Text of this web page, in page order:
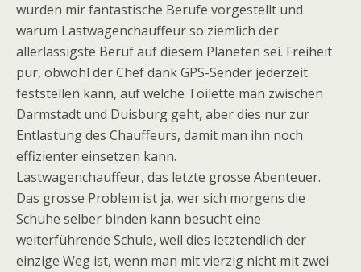
wurden mir fantastische Berufe vorgestellt und
warum Lastwagenchauffeur so ziemlich der
allerlässigste Beruf auf diesem Planeten sei. Freiheit
pur, obwohl der Chef dank GPS-Sender jederzeit
feststellen kann, auf welche Toilette man zwischen
Darmstadt und Duisburg geht, aber dies nur zur
Entlastung des Chauffeurs, damit man ihn noch
effizienter einsetzen kann.
Lastwagenchauffeur, das letzte grosse Abenteuer.
Das grosse Problem ist ja, wer sich morgens die
Schuhe selber binden kann besucht eine
weiterführende Schule, weil dies letztendlich der
einzige Weg ist, wenn man mit vierzig nicht mit zwei